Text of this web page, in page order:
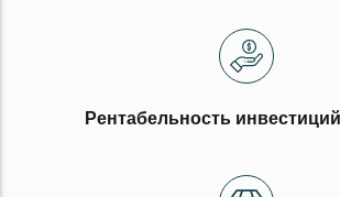
Рентабельность